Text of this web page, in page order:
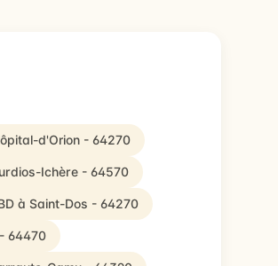
d'Orion - 64270
Ichère - 64570
à Saint-Dos - 64270
64470